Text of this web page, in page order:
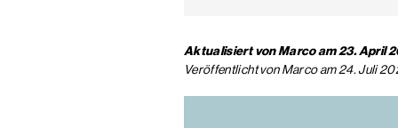
Aktualisiert von Marco am 23. April
Veröffentlicht von Marco am 24. Juli